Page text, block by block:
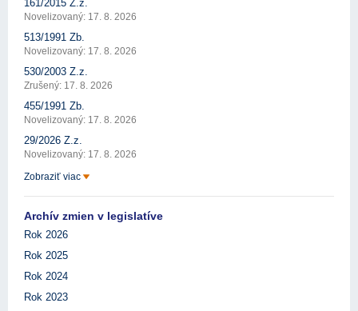
161/2015 Z.z.
Novelizovaný: 17. 8. 2026
513/1991 Zb.
Novelizovaný: 17. 8. 2026
530/2003 Z.z.
Zrušený: 17. 8. 2026
455/1991 Zb.
Novelizovaný: 17. 8. 2026
29/2026 Z.z.
Novelizovaný: 17. 8. 2026
Zobraziť viac
Archív zmien v legislatíve
Rok 2026
Rok 2025
Rok 2024
Rok 2023